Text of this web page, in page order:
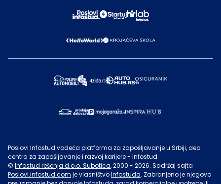
Poslovi Infostud vodeća platforma za zapošljavanje u Srbiji, deo
centra za zapošljavanje i razvoj karijere - Infostud.
© Infostud rešenja d.o.o. Subotica, 2000 - 2026. Sadržaj sajta
Poslovi.infostud.com je vlasništvoInfostuda. Zabranjeno je njegovo